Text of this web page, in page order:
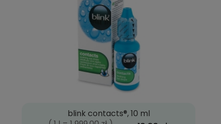
blink contacts®, 10 ml